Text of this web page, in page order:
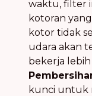
waktu, filter
kotoran
kotor tidak
udara akan
bekerja lebih
kunci untuk